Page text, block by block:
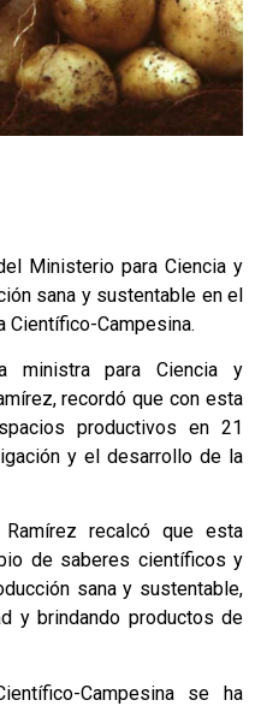
Ministerio para Ciencia y
sana y sustentable en el
Científico-Campesina.
ministra para Ciencia y
recordó que con esta
productivos en 21
y el desarrollo de la
recalcó que esta
de saberes científicos y
sana y sustentable,
y brindando productos de
Campesina se ha